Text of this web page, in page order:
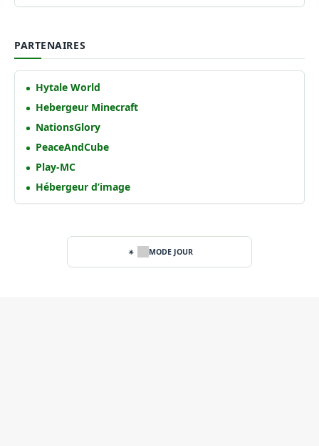
PARTENAIRES
Hytale World
Hebergeur Minecraft
NationsGlory
PeaceAndCube
Play-MC
Hébergeur d’image
MODE JOUR